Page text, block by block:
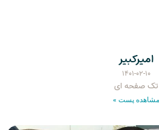
امیرکبیر
۱۴۰۱-۰۲-۱۰
تک صفحه ای
مشاهده پست »